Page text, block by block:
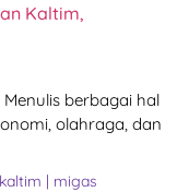
Kaltim,
berbagai hal
olahraga, dan
kaltim | migas